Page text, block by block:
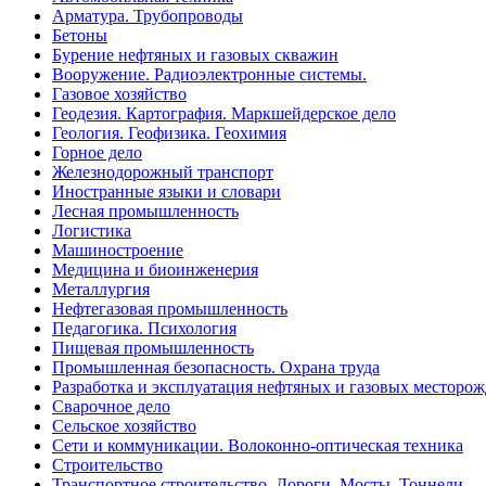
Арматура. Трубопроводы
Бетоны
Бурение нефтяных и газовых скважин
Вооружение. Радиоэлектронные системы.
Газовое хозяйство
Геодезия. Картография. Маркшейдерское дело
Геология. Геофизика. Геохимия
Горное дело
Железнодорожный транспорт
Иностранные языки и словари
Лесная промышленность
Логистика
Машиностроение
Медицина и биоинженерия
Металлургия
Нефтегазовая промышленность
Педагогика. Психология
Пищевая промышленность
Промышленная безопасность. Охрана труда
Разработка и эксплуатация нефтяных и газовых
Сварочное дело
Сельское хозяйство
Сети и коммуникации. Волоконно-оптическая техника
Строительство